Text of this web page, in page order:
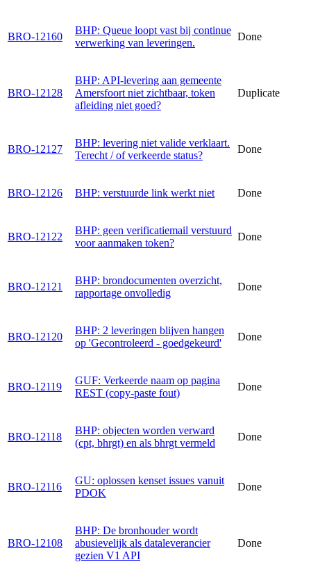
BRO-12160
BHP: Queue loopt vast bij continue
verwerking van leveringen.
Done
BRO-12128
BHP: API-levering aan gemeente
Amersfoort niet zichtbaar, token
afleiding niet goed?
Duplicate
BRO-12127
BHP: levering niet valide verklaart.
Terecht / of verkeerde status?
Done
BRO-12126 BHP: verstuurde link werkt niet Done
BRO-12122
BHP: geen verificatiemail verstuurd
voor aanmaken token?
Done
BRO-12121
BHP: brondocumenten overzicht,
rapportage onvolledig
Done
BRO-12120
BHP: 2 leveringen blijven hangen
op 'Gecontroleerd - goedgekeurd'
Done
BRO-12119
GUF: Verkeerde naam op pagina
REST (copy-paste fout)
Done
BRO-12118
BHP: objecten worden verward
(cpt, bhrgt) en als bhrgt vermeld
Done
BRO-12116
GU: oplossen kenset issues vanuit
PDOK
Done
BRO-12108
BHP: De bronhouder wordt
abusievelijk als dataleverancier
gezien V1 API
Done